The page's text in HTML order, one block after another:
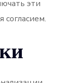
эти
согласием.